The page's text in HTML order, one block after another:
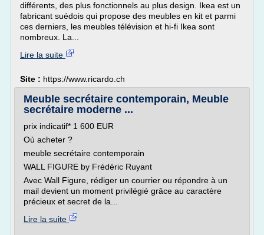
différents, des plus fonctionnels au plus design. Ikea est un
fabricant suédois qui propose des meubles en kit et parmi
ces derniers, les meubles télévision et hi-fi Ikea sont
nombreux. La...
Lire la suite
Site : https://www.ricardo.ch
Meuble secrétaire contemporain, Meuble
secrétaire moderne ...
prix indicatif* 1 600 EUR
Où acheter ?
meuble secrétaire contemporain
WALL FIGURE by Frédéric Ruyant
Avec Wall Figure, rédiger un courrier ou répondre à un
mail devient un moment privilégié grâce au caractère
précieux et secret de la...
Lire la suite